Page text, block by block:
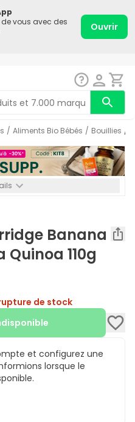
vous avec des
Ouvrir
/ Aliments Bio Bébés / Bouillies /
Banana
110g
de stock
et configurez une
lorsque le